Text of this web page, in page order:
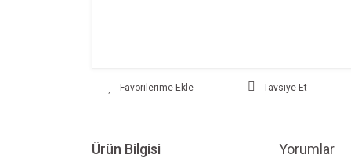
Tavsiye Et
Ürün Bilgisi Yorumlar